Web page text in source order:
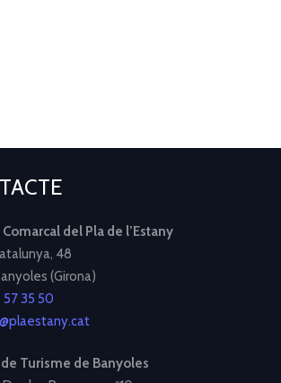
del Pla de l’Estany
48
(Girona)
57 35 50
Turisme de Banyoles